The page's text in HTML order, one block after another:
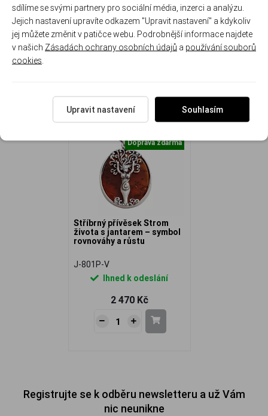
Hmotnost přívěsku: 5,2 g
Doprava zdarma
Stříbrný přívěsek Strom
života s jantarem – symbol
rovnováhy a růstu
J-801P-V
Ihned k odeslání
2 470 Kč
Registrujte se k odběru newsletteru a už Vám
nic neunikne
sdílíme se svými partnery pro sociální média, inzerci a analýzu.
Jejich nastavení upravíte odkazem "Upravit nastavení" a kdykoliv
jej můžete změnit v patičce webu. Podrobnější informace najdete
v našich Zásadách ochrany osobních údajů a používání souborů
cookies
Upravit nastavení Souhlasím